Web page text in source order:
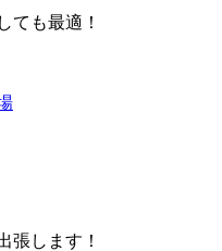
ても最適！
張します！